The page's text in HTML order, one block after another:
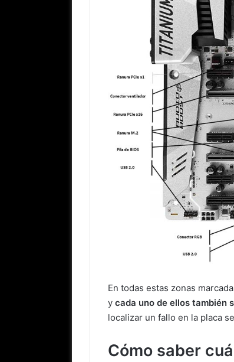
En todas estas zonas
y cada uno de ellos también
localizar un fallo en la placa
Cómo saber